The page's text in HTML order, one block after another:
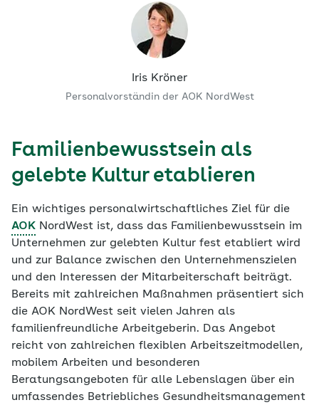
Iris Kröner
Personalvorständin der AOK NordWest
Familienbewusstsein als
gelebte Kultur etablieren
Ein wichtiges personalwirtschaftliches Ziel für die
AOK NordWest ist, dass das Familienbewusstsein im
Unternehmen zur gelebten Kultur fest etabliert wird
und zur Balance zwischen den Unternehmenszielen
und den Interessen der Mitarbeiterschaft beiträgt.
Bereits mit zahlreichen Maßnahmen präsentiert sich
die AOK NordWest seit vielen Jahren als
familienfreundliche Arbeitgeberin. Das Angebot
reicht von zahlreichen flexiblen Arbeitszeitmodellen,
mobilem Arbeiten und besonderen
Beratungsangeboten für alle Lebenslagen über ein
umfassendes Betriebliches Gesundheitsmanagement